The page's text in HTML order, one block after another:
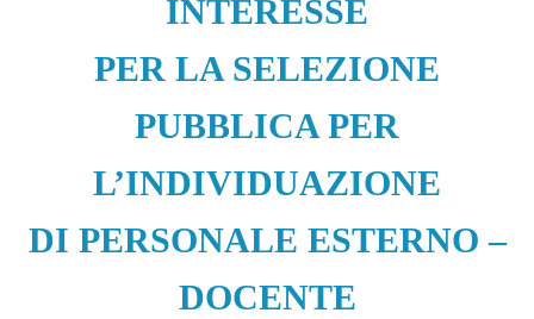
INTERESSE
PER LA SELEZIONE
PUBBLICA PER
L’INDIVIDUAZIONE
DI PERSONALE ESTERNO –
DOCENTE